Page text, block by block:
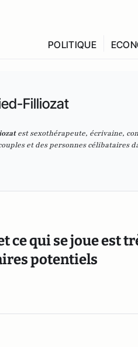
POLITIQUE
Filliozat
est sexothérapeute, écrivaine,
et des personnes
ce qui se joue est
potentiels